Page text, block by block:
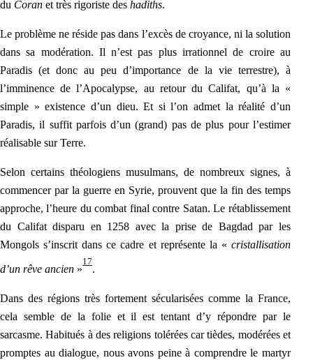
du Coran et très rigoriste des hadiths.
Le problème ne réside pas dans l’excès de croyance, ni la solution
dans sa modération. Il n’est pas plus irrationnel de croire au
Paradis (et donc au peu d’importance de la vie terrestre), à
l’imminence de l’Apocalypse, au retour du Califat, qu’à la «
simple » existence d’un dieu. Et si l’on admet la réalité d’un
Paradis, il suffit parfois d’un (grand) pas de plus pour l’estimer
réalisable sur Terre.
Selon certains théologiens musulmans, de nombreux signes, à
commencer par la guerre en Syrie, prouvent que la fin des temps
approche, l’heure du combat final contre Satan. Le rétablissement
du Califat disparu en 1258 avec la prise de Bagdad par les
Mongols s’inscrit dans ce cadre et représente la « cristallisation
d’un rêve ancien »
17
.
Dans des régions très fortement sécularisées comme la France,
cela semble de la folie et il est tentant d’y répondre par le
sarcasme. Habitués à des religions tolérées car tièdes, modérées et
promptes au dialogue, nous avons peine à comprendre le martyr